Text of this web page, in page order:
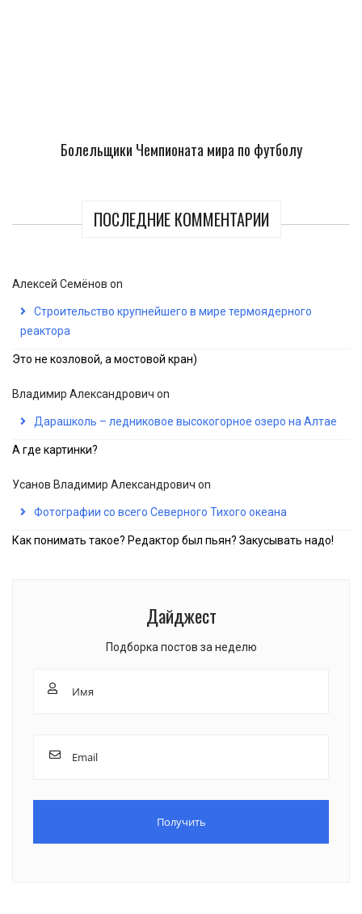
Болельщики Чемпионата мира по футболу
ПОСЛЕДНИЕ КОММЕНТАРИИ
Алексей Семёнов on
Строительство крупнейшего в мире термоядерного
реактора
Это не козловой, а мостовой кран)
Владимир Александрович on
Дарашколь – ледниковое высокогорное озеро на Алтае
А где картинки?
Усанов Владимир Александрович on
Фотографии со всего Северного Тихого океана
Как понимать такое? Редактор был пьян? Закусывать надо!
Дайджест
Подборка постов за неделю